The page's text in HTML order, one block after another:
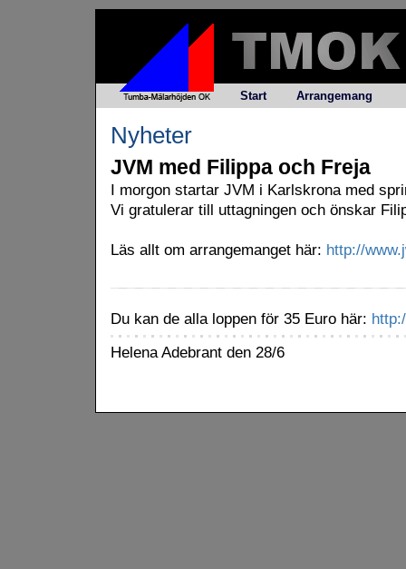
Start Arrangemang
Nyheter
JVM med Filippa och Freja
I morgon startar JVM i Karlskrona med
Vi gratulerar till uttagningen och önskar
Läs allt om arrangemanget här: http://
Du kan de alla loppen för 35 Euro här:
Helena Adebrant den 28/6